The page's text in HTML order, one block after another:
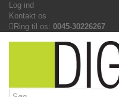
Log ind
Kontakt os
Ring til os: 0045-30226267